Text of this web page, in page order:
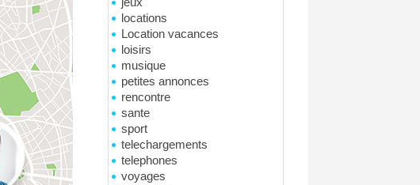
locations
Location vacances
loisirs
musique
petites annonces
rencontre
sante
sport
telechargements
telephones
voyages